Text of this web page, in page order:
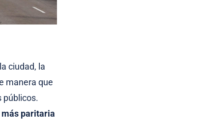
ciudad, la
manera que
públicos.
más paritaria